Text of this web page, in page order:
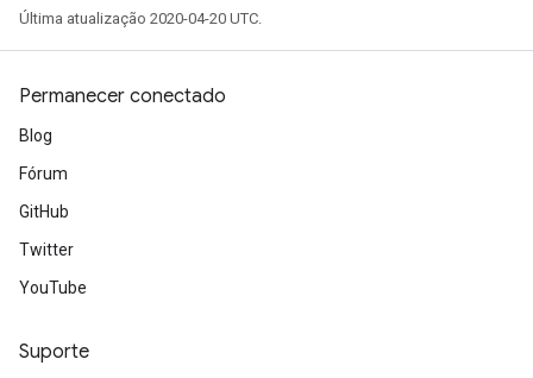
Última atualização 2020-04-20 UTC.
Permanecer conectado
Blog
Fórum
GitHub
Twitter
YouTube
Suporte